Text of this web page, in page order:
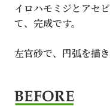
イロハモミジとアセ
て、完成です。
左官砂で、円弧を描